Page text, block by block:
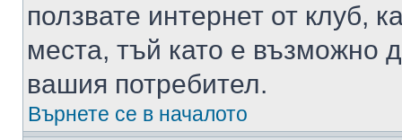
ползвате интернет от клуб,
места, тъй като е възможно
вашия потребител.
Върнете се в началото